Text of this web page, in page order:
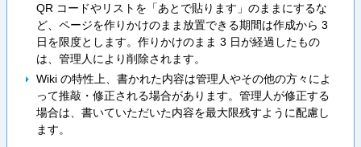
QR コードやリストを「あとで貼ります」のままにするな
ど、ページを作りかけのまま放置できる期間は作成から 3
日を限度とします。作りかけのまま 3 日が経過したもの
は、管理人により削除されます。
Wiki の特性上、書かれた内容は管理人やその他の方々によ
って推敲・修正される場合があります。管理人が修正する
場合は、書いていただいた内容を最大限残すように配慮し
ます。